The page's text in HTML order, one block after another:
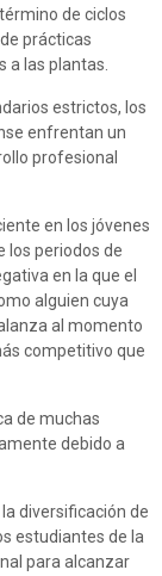
de ciclos
prácticas
a las plantas.
estrictos, los
enfrentan un
profesional
en los jóvenes
los periodos de
en la que el
alguien cuya
al momento
competitivo que
de muchas
debido a
diversificación de
estudiantes de la
para alcanzar